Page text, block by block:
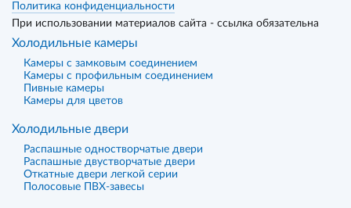
Политика конфиденциальности
При использовании материалов сайта - ссылка обязательна
Холодильные камеры
Камеры с замковым соединением
Камеры с профильным соединением
Пивные камеры
Камеры для цветов
Холодильные двери
Распашные одностворчатые двери
Распашные двустворчатые двери
Откатные двери легкой серии
Полосовые ПВХ-завесы